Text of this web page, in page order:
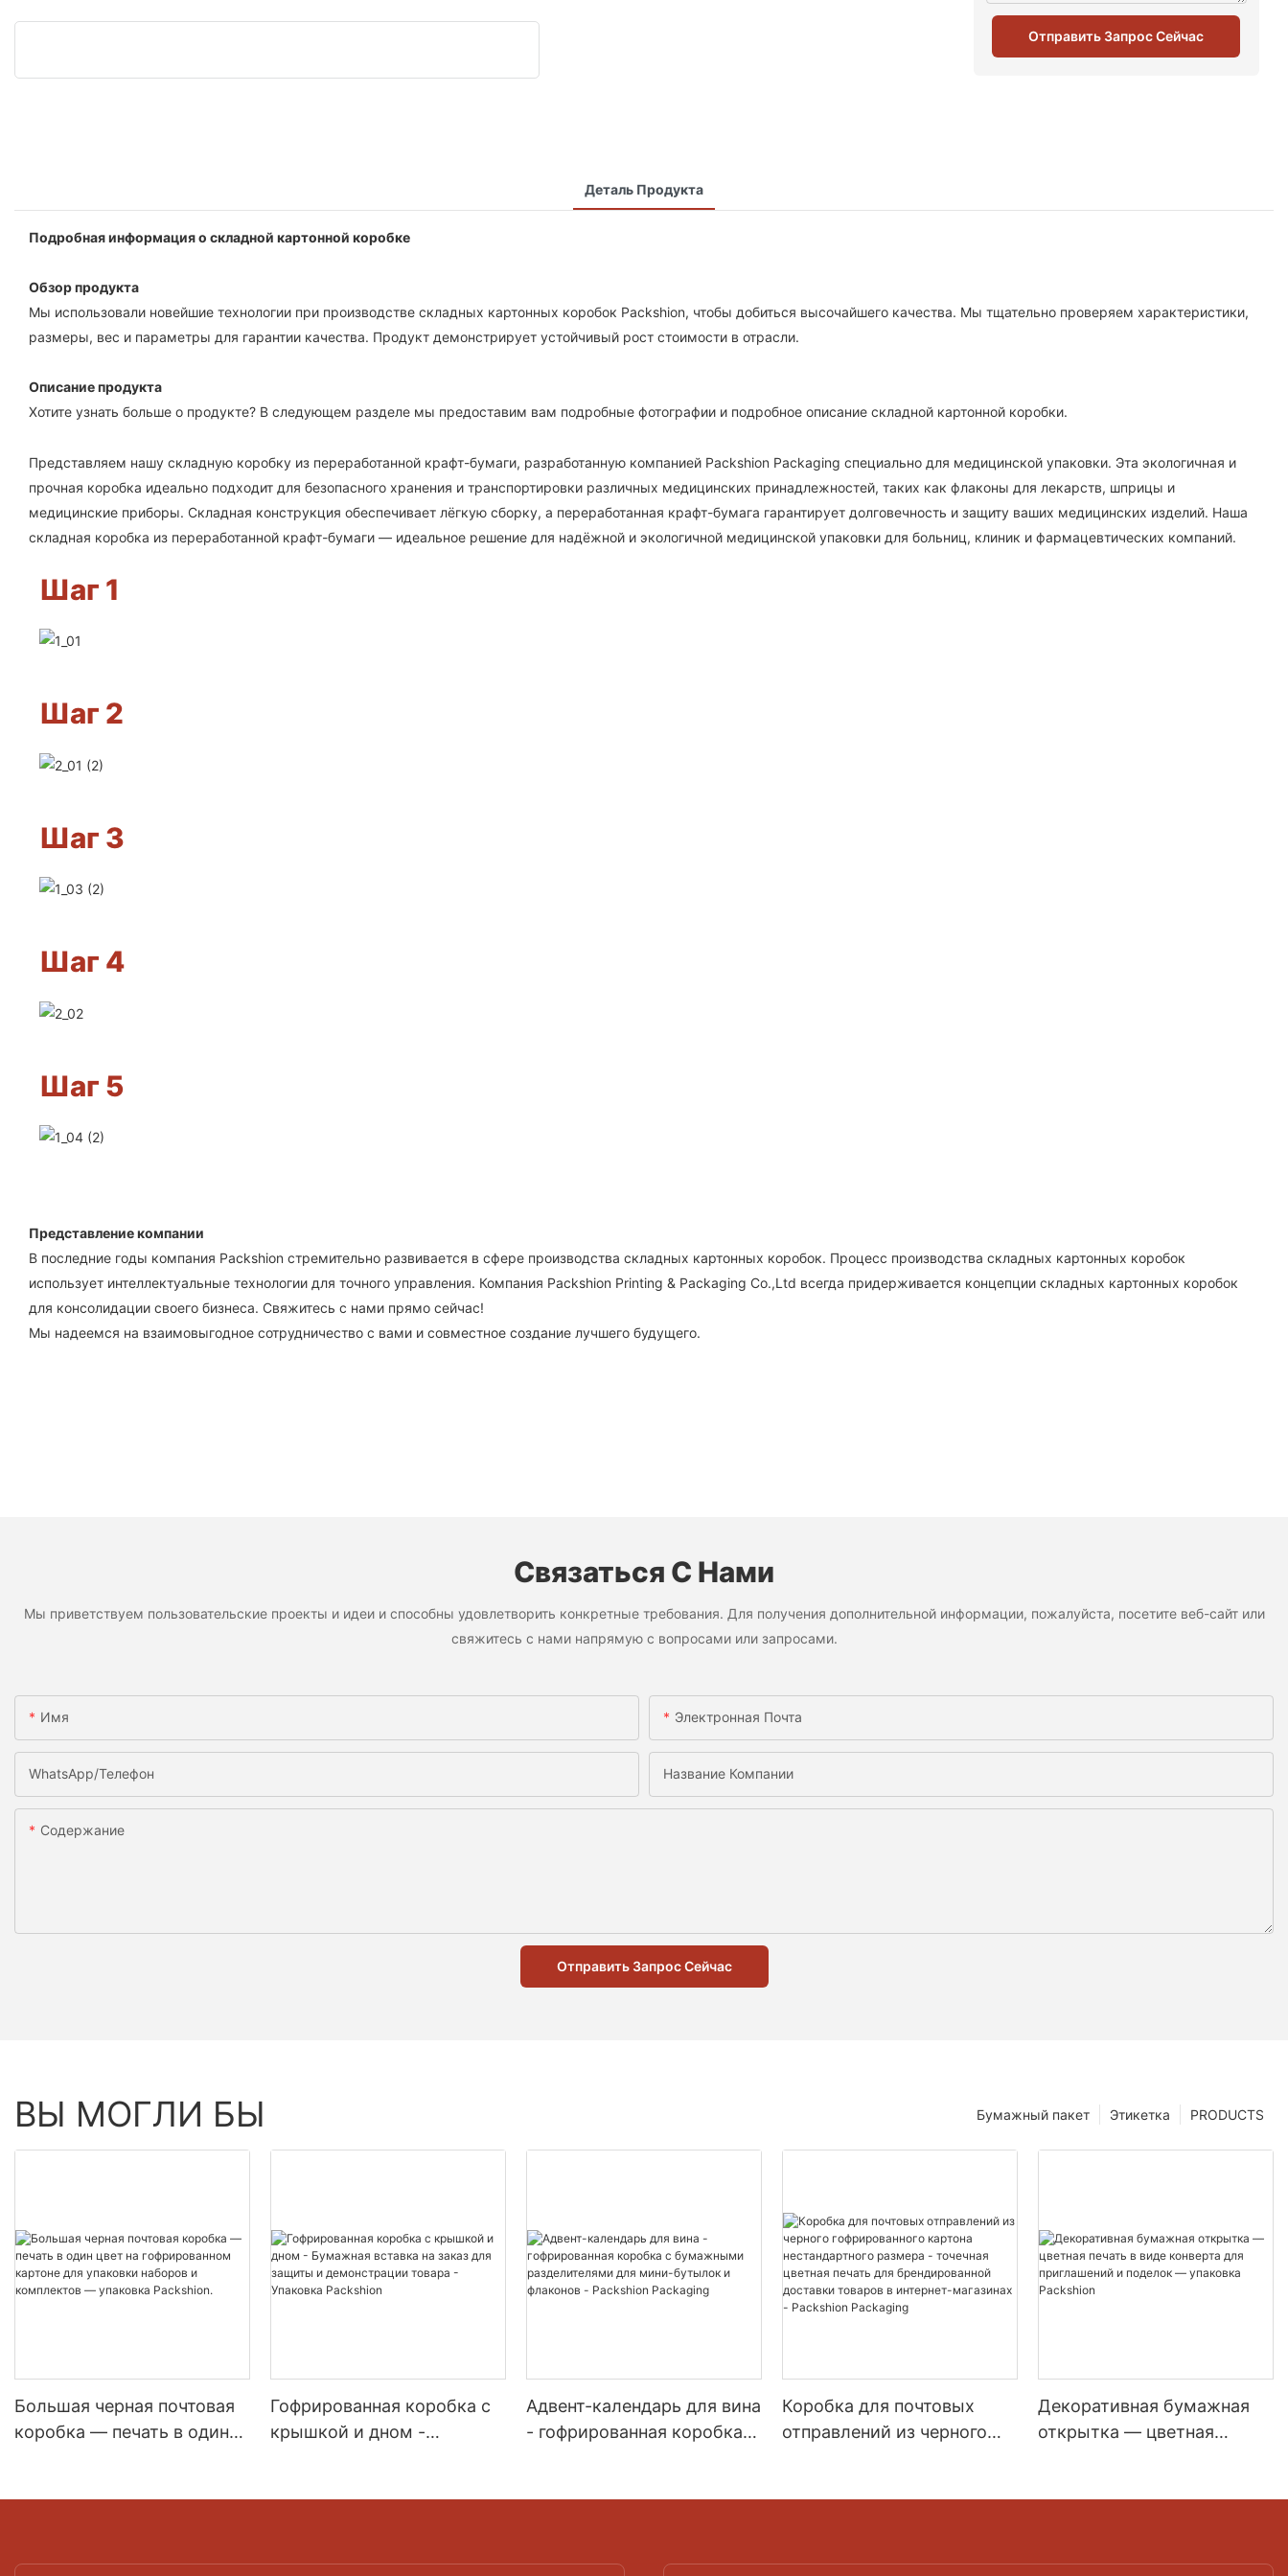
Отправить Запрос Сейчас
Деталь Продукта
Подробная информация о складной картонной коробке
Обзор продукта
Мы использовали новейшие технологии при производстве складных картонных коробок Packshion, чтобы добиться высочайшего качества. Мы тщательно проверяем характеристики,
размеры, вес и параметры для гарантии качества. Продукт демонстрирует устойчивый рост стоимости в отрасли.
Описание продукта
Хотите узнать больше о продукте? В следующем разделе мы предоставим вам подробные фотографии и подробное описание складной картонной коробки.
Представляем нашу складную коробку из переработанной крафт-бумаги, разработанную компанией Packshion Packaging специально для медицинской упаковки. Эта экологичная и
прочная коробка идеально подходит для безопасного хранения и транспортировки различных медицинских принадлежностей, таких как флаконы для лекарств, шприцы и
медицинские приборы. Складная конструкция обеспечивает лёгкую сборку, а переработанная крафт-бумага гарантирует долговечность и защиту ваших медицинских изделий. Наша
складная коробка из переработанной крафт-бумаги — идеальное решение для надёжной и экологичной медицинской упаковки для больниц, клиник и фармацевтических компаний.
Шаг 1
Шаг 2
Шаг 3
Шаг 4
Шаг 5
Представление компании
В последние годы компания Packshion стремительно развивается в сфере производства складных картонных коробок. Процесс производства складных картонных коробок
использует интеллектуальные технологии для точного управления. Компания Packshion Printing & Packaging Co.,Ltd всегда придерживается концепции складных картонных коробок
для консолидации своего бизнеса. Свяжитесь с нами прямо сейчас!
Мы надеемся на взаимовыгодное сотрудничество с вами и совместное создание лучшего будущего.
Связаться С Нами
Мы приветствуем пользовательские проекты и идеи и способны удовлетворить конкретные требования. Для получения дополнительной информации, пожалуйста, посетите веб-сайт или
свяжитесь с нами напрямую с вопросами или запросами.
Имя Электронная Почта
WhatsApp/телефон Название Компании
Содержание
Отправить Запрос Сейчас
ВЫ МОГЛИ БЫ PRODUCTS
Этикетка
Бумажный пакет
Большая черная почтовая
коробка — печать в один
Гофрированная коробка с
крышкой и дном -
Адвент-календарь для вина
- гофрированная коробка с
Коробка для почтовых
отправлений из черного
доставки товаров в
Декоративная бумажная
открытка — цветная